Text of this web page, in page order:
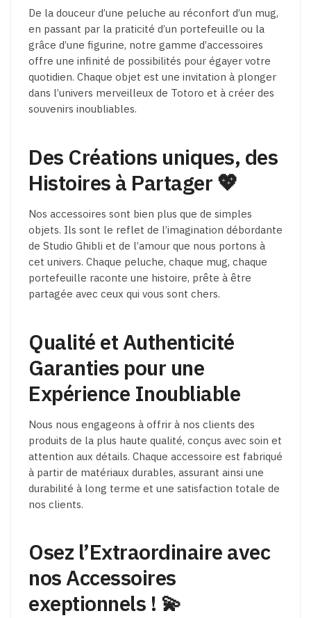
De la douceur d’une peluche au réconfort d’un mug,
en passant par la praticité d’un portefeuille ou la
grâce d’une figurine, notre gamme d’accessoires
offre une infinité de possibilités pour égayer votre
quotidien. Chaque objet est une invitation à plonger
dans l’univers merveilleux de Totoro et à créer des
souvenirs inoubliables.
Des Créations uniques, des
Histoires à Partager 💖
Nos accessoires sont bien plus que de simples
objets. Ils sont le reflet de l’imagination débordante
de Studio Ghibli et de l’amour que nous portons à
cet univers. Chaque peluche, chaque mug, chaque
portefeuille raconte une histoire, prête à être
partagée avec ceux qui vous sont chers.
Qualité et Authenticité
Garanties pour une
Expérience Inoubliable
Nous nous engageons à offrir à nos clients des
produits de la plus haute qualité, conçus avec soin et
attention aux détails. Chaque accessoire est fabriqué
à partir de matériaux durables, assurant ainsi une
durabilité à long terme et une satisfaction totale de
nos clients.
Osez l’Extraordinaire avec
nos Accessoires
exeptionnels ! 💫